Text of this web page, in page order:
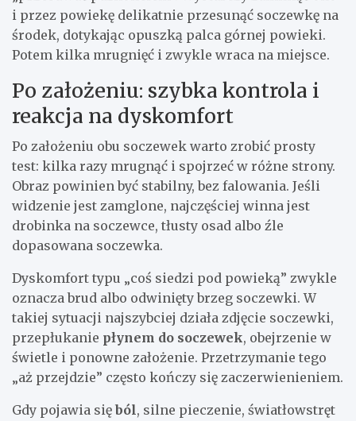
i przez powiekę delikatnie przesunąć soczewkę na
środek, dotykając opuszką palca górnej powieki.
Potem kilka mrugnięć i zwykle wraca na miejsce.
Po założeniu: szybka kontrola i
reakcja na dyskomfort
Po założeniu obu soczewek warto zrobić prosty
test: kilka razy mrugnąć i spojrzeć w różne strony.
Obraz powinien być stabilny, bez falowania. Jeśli
widzenie jest zamglone, najczęściej winna jest
drobinka na soczewce, tłusty osad albo źle
dopasowana soczewka.
Dyskomfort typu „coś siedzi pod powieką” zwykle
oznacza brud albo odwinięty brzeg soczewki. W
takiej sytuacji najszybciej działa zdjęcie soczewki,
przepłukanie płynem do soczewek, obejrzenie w
świetle i ponowne założenie. Przetrzymanie tego
„aż przejdzie” często kończy się zaczerwienieniem.
Gdy pojawia się ból, silne pieczenie, światłowstręt